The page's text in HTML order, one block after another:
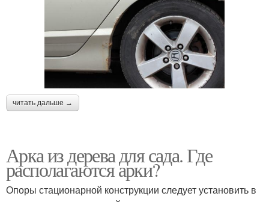
читать дальше →
Арка из дерева для сада. Где
располагаются арки?
Опоры стационарной конструкции следует установить в